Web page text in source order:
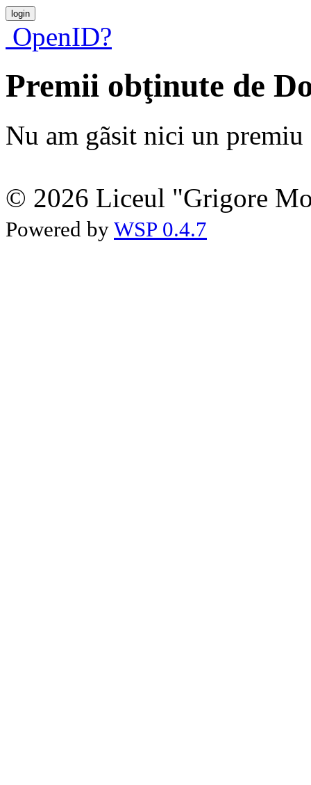
OpenID?
Premii obţinute de
Nu am gãsit nici un premiu
© 2026 Liceul "Grigore
Powered by WSP 0.4.7